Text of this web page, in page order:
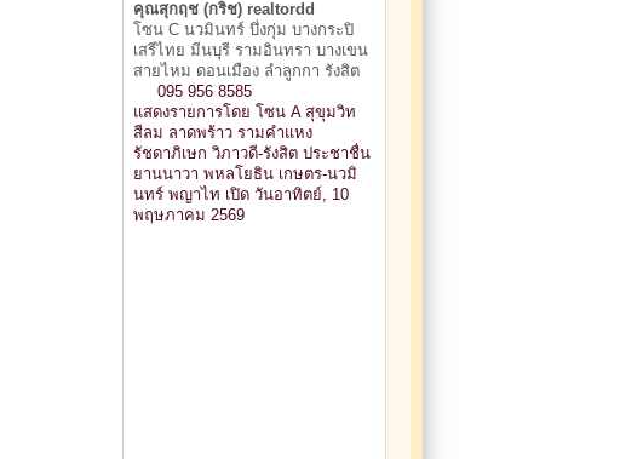
คุณสุกฤช (กริช) realtordd
โซน C นวมินทร์ บึ่งกุ่ม บางกระปิ
เสรีไทย มีนบุรี รามอินทรา บางเขน
สายไหม ดอนเมือง ลำลูกกา รังสิต
095 956 8585
แสดงรายการโดย โซน A สุขุมวิท
สีลม ลาดพร้าว รามคำแหง
รัชดาภิเษก วิภาวดี-รังสิต ประชาชื่น
ยานนาวา พหลโยธิน เกษตร-นวมิ
นทร์ พญาไท เปิด วันอาทิตย์, 10
พฤษภาคม 2569